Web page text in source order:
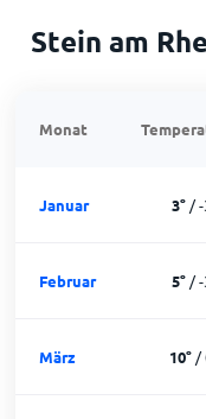
Stein am
Monat
Januar 3°/
Februar 5°/
März 10° /